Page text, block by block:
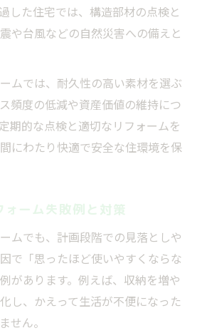
した住宅では、構造部材の点検と
や台風などの自然災害への備えと
ムでは、耐久性の高い素材を選ぶ
頻度の低減や資産価値の維持につ
期的な点検と適切なリフォームを
にわたり快適で安全な住環境を保
ーム失敗例と対策
ムでも、計画段階での見落としや
で「思ったほど使いやすくならな
があります。例えば、収納を増や
し、かえって生活が不便になった
せん。